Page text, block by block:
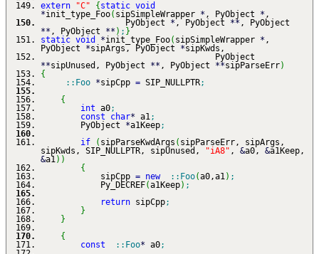
extern "C" { static void
*init_type_Foo( sipSimpleWrapper * , PyObject * ,
PyObject * , PyObject ** , PyObject
** , PyObject ** ) ; }
static void *init_type_Foo( sipSimpleWrapper * ,
PyObject *sipArgs, PyObject *sipKwds,
PyObject
**sipUnused, PyObject ** , PyObject **sipParseErr)
{
:: Foo *sipCpp = SIP_NULLPTR;
{
int a0;
const
char* a1;
PyObject *a1Keep;
if
( sipParseKwdArgs ( sipParseErr, sipArgs,
sipKwds, SIP_NULLPTR, sipUnused,
"iA8" , &a0, &a1Keep,
&a1) )
{
sipCpp = new :: Foo(a0,a1) ;
Py_DECREF(a1Keep) ;
return sipCpp;
}
}
{
const
:: Foo* a0;